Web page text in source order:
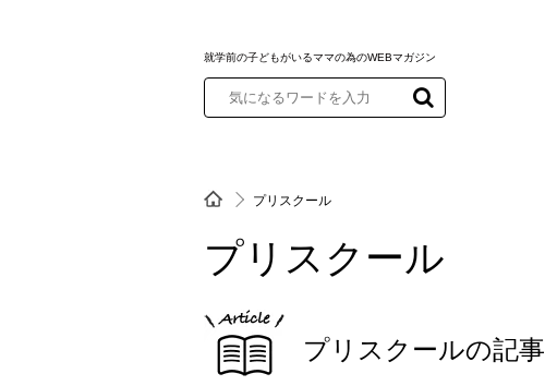
就学前の子どもがいるママの為のWEBマガジン
プリスクール
プリスクール
プリスクールの記事